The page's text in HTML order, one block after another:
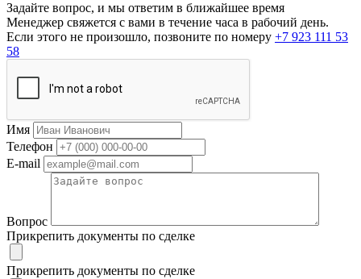
Задайте вопрос, и мы ответим в ближайшее время
Менеджер свяжется с вами в течение часа в рабочий день.
Если этого не произошло, позвоните по номеру +7 923 111 53
58
Имя
Телефон
E-mail
Вопрос
Прикрепить документы по сделке
Прикрепить документы по сделке